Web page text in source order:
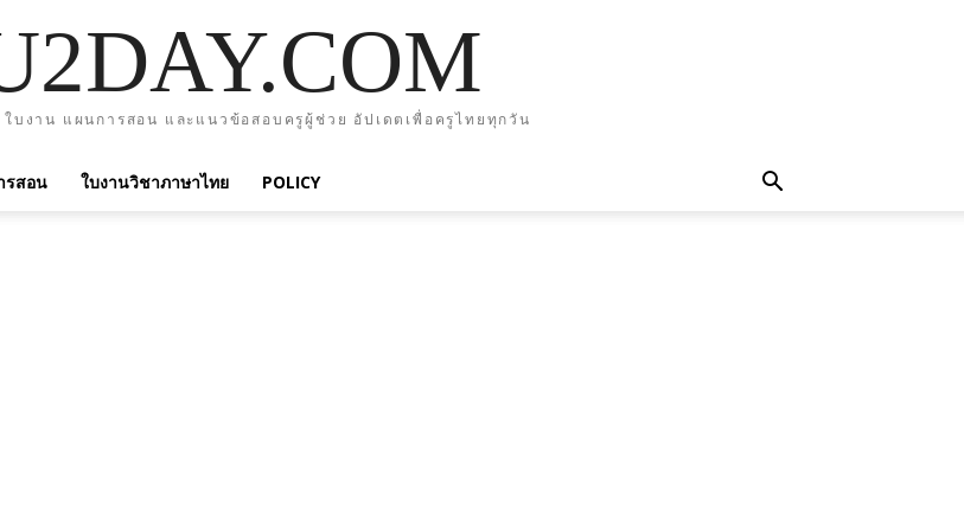
บงาน แผนการสอน และแนวข้อสอบครูผู้ช่วย อัปเดตเพื่อครูไทยทุกวัน
รสอน ใบงานวิชาภาษาไทย POLICY